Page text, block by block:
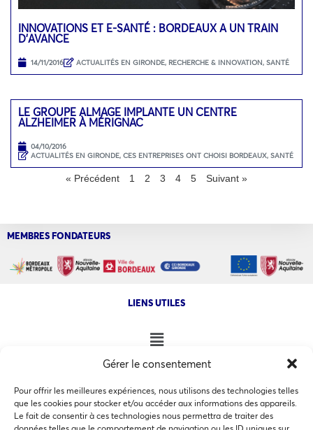
Gérer le consentement
Pour offrir les meilleures expériences, nous utilisons des technologies telles
que les cookies pour stocker et/ou accéder aux informations des appareils.
Le fait de consentir à ces technologies nous permettra de traiter des
INNOVATIONS ET E-SANTÉ : BORDEAUX A UN TRAIN
D’AVANCE
14/11/2016 ACTUALITÉS EN GIRONDE, RECHERCHE & INNOVATION, SANTÉ
LE GROUPE ALMAGE IMPLANTE UN CENTRE
ALZHEIMER À MÉRIGNAC
04/10/2016
ACTUALITÉS EN GIRONDE, CES ENTREPRISES ONT CHOISI BORDEAUX, SANTÉ
« Précédent 1 2 3 4 5 Suivant »
MEMBRES FONDATEURS
LIENS UTILES
NOS AUTRES SITES